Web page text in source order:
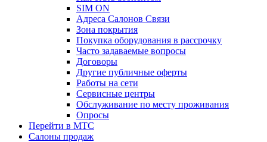
SIM ON
Адреса Салонов Связи
Зона покрытия
Покупка оборудования в рассрочку
Часто задаваемые вопросы
Договоры
Другие публичные оферты
Работы на сети
Сервисные центры
Обслуживание по месту проживания
Опросы
Перейти в МТС
Салоны продаж